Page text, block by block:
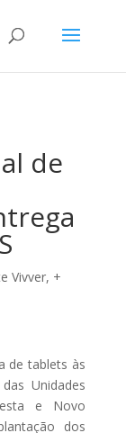
de
Vivver, +
de tablets às
Unidades
e Novo
dos